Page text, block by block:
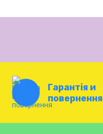
Гарантія и
повернення